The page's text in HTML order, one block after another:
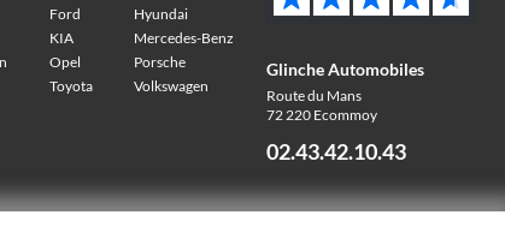
Ford
Hyundai
KIA
Mercedes-Benz
Opel
Porsche
Toyota Volkswagen
Glinche Automobiles
Route du Mans
72 220 Ecommoy
02.43.42.10.43